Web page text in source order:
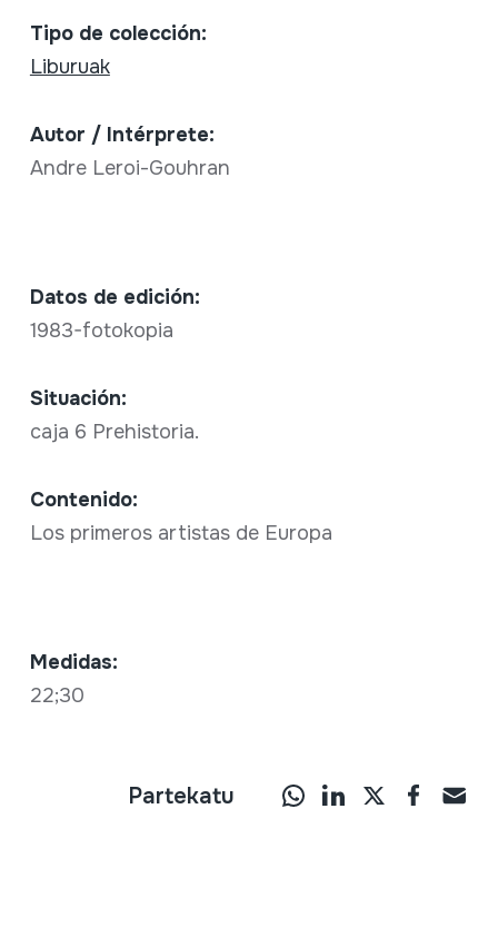
Tipo de colección:
Liburuak
Autor / Intérprete:
Andre Leroi-Gouhran
Datos de edición:
1983-fotokopia
Situación:
caja 6 Prehistoria.
Contenido:
Los primeros artistas de Europa
Medidas:
22;30
Partekatu